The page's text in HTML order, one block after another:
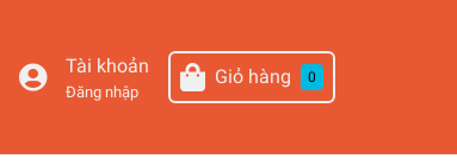
Tài khoản
Đăng nhập
Giỏ hàng 0